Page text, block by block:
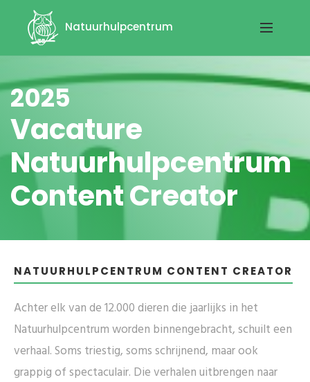
Natuurhulpcentrum
2025
Vacature
Natuurhulpcentrum
Content Creator
NATUURHULPCENTRUM CONTENT CREATOR
Achter elk van de 12.000 dieren die jaarlijks in het
Natuurhulpcentrum worden binnengebracht, schuilt een
verhaal. Soms triestig, soms schrijnend, maar ook
grappig of spectaculair. Die verhalen uitbrengen naar